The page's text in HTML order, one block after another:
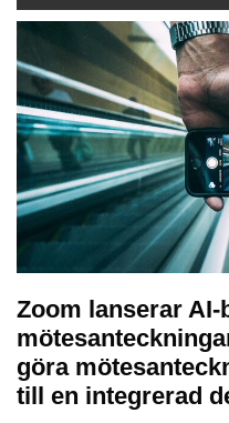
Zoom lanserar AI-
göra
till en integrerad